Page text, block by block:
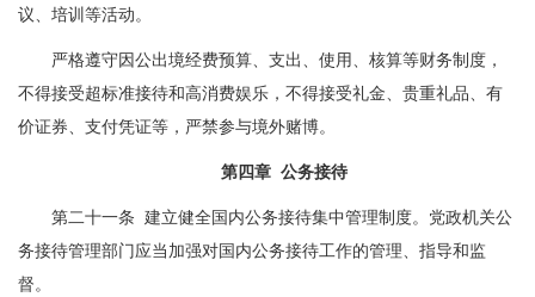
议、培训等活动。
严格遵守因公出境经费预算、支出、使用、核算等财务制度，
不得接受超标准接待和高消费娱乐，不得接受礼金、贵重礼品、有
价证券、支付凭证等，严禁参与境外赌博。
第四章 公务接待
第二十一条 建立健全国内公务接待集中管理制度。党政机关公
务接待管理部门应当加强对国内公务接待工作的管理、指导和监
督。